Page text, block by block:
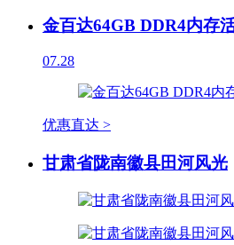
金百达64GB DDR4内存
07.28
优惠直达 >
甘肃省陇南徽县田河风光